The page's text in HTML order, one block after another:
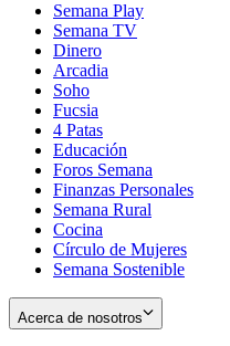
Semana Play
Semana TV
Dinero
Arcadia
Soho
in
new
window
Fucsia
in
new
window
4 Patas
Educación
Foros Semana
Finanzas Personales
Semana Rural
Cocina
Círculo de Mujeres
Semana Sostenible
Acerca de nosotros